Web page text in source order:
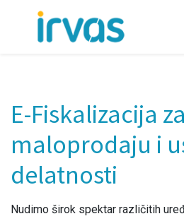
E-Fiskalizacija za
maloprodaju i
delatnosti
Nudimo širok spektar različitih